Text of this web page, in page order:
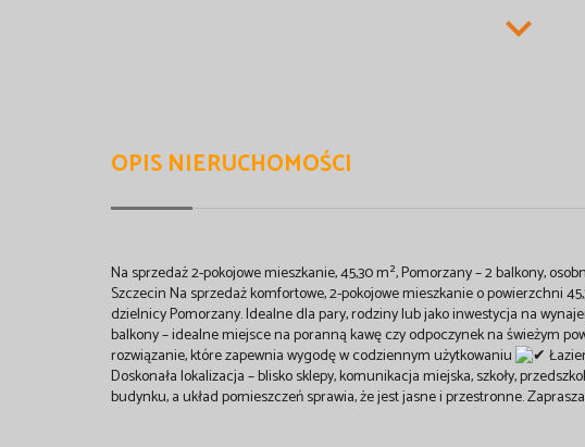
OPIS NIERUCHOMOŚCI
Na sprzedaż 2-pokojowe mieszkanie, 45,30 m², Pomorzany – 2 balkony,
Szczecin Na sprzedaż komfortowe, 2-pokojowe mieszkanie o powierzchni
dzielnicy Pomorzany. Idealne dla pary, rodziny lub jako inwestycja na
balkony – idealne miejsce na poranną kawę czy odpoczynek na świeżym
rozwiązanie, które zapewnia wygodę w codziennym użytkowaniu
Doskonała lokalizacja – blisko sklepy, komunikacja miejska, szkoły,
budynku, a układ pomieszczeń sprawia, że jest jasne i przestronne.